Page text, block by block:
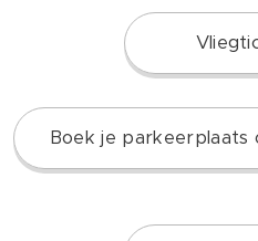
Boek je parkeerplaats